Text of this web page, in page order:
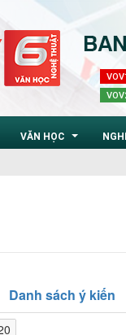
VĂN HỌC